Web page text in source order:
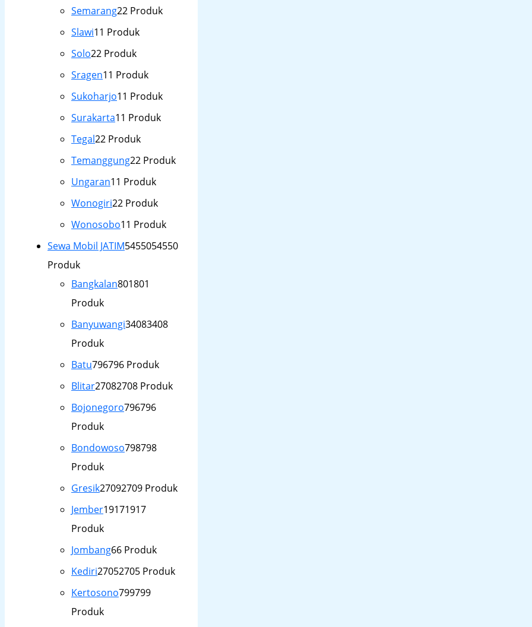
Semarang22 Produk
Slawi11 Produk
Solo22 Produk
Sragen11 Produk
Sukoharjo11 Produk
Surakarta11 Produk
Tegal22 Produk
Temanggung22 Produk
Ungaran11 Produk
Wonogiri22 Produk
Wonosobo11 Produk
Sewa Mobil JATIM5455054550
Produk
Bangkalan801801
Produk
Banyuwangi34083408
Produk
Batu796796 Produk
Blitar27082708 Produk
Bojonegoro796796
Produk
Bondowoso798798
Produk
Gresik27092709 Produk
Jember19171917
Produk
Jombang66 Produk
Kediri27052705 Produk
Kertosono799799
Produk